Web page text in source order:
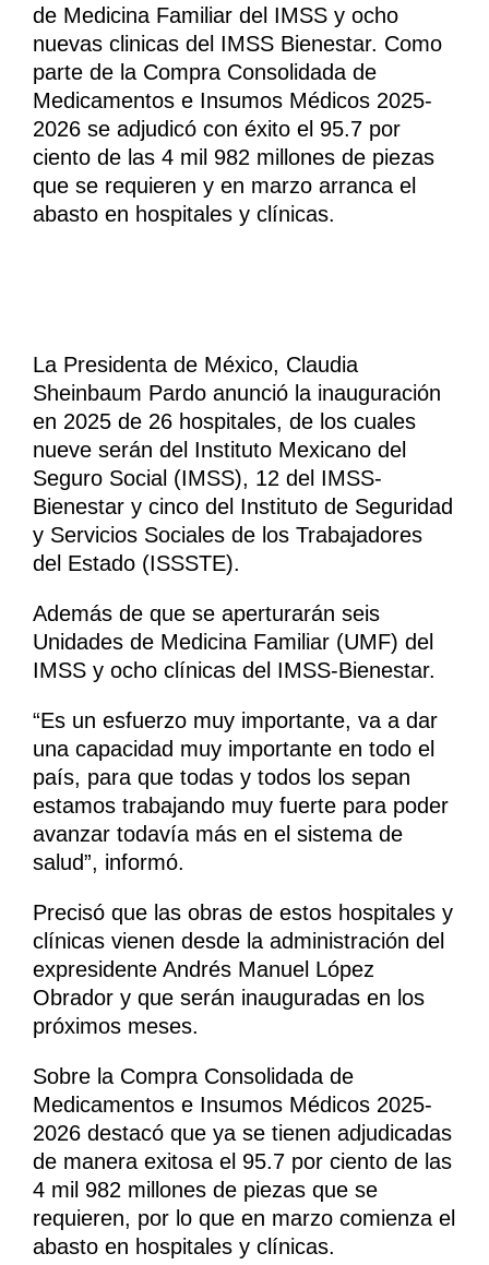
de Medicina Familiar del IMSS y ocho
nuevas clinicas del IMSS Bienestar. Como
parte de la Compra Consolidada de
Medicamentos e Insumos Médicos 2025-
2026 se adjudicó con éxito el 95.7 por
ciento de las 4 mil 982 millones de piezas
que se requieren y en marzo arranca el
abasto en hospitales y clínicas.
La Presidenta de México, Claudia
Sheinbaum Pardo anunció la inauguración
en 2025 de 26 hospitales, de los cuales
nueve serán del Instituto Mexicano del
Seguro Social (IMSS), 12 del IMSS-
Bienestar y cinco del Instituto de Seguridad
y Servicios Sociales de los Trabajadores
del Estado (ISSSTE).
Además de que se aperturarán seis
Unidades de Medicina Familiar (UMF) del
IMSS y ocho clínicas del IMSS-Bienestar.
“Es un esfuerzo muy importante, va a dar
una capacidad muy importante en todo el
país, para que todas y todos los sepan
estamos trabajando muy fuerte para poder
avanzar todavía más en el sistema de
salud”, informó.
Precisó que las obras de estos hospitales y
clínicas vienen desde la administración del
expresidente Andrés Manuel López
Obrador y que serán inauguradas en los
próximos meses.
Sobre la Compra Consolidada de
Medicamentos e Insumos Médicos 2025-
2026 destacó que ya se tienen adjudicadas
de manera exitosa el 95.7 por ciento de las
4 mil 982 millones de piezas que se
requieren, por lo que en marzo comienza el
abasto en hospitales y clínicas.